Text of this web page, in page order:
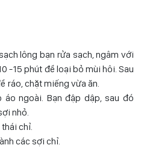
lông bạn rửa sạch, ngâm với
-15 phút để loại bỏ mùi hôi. Sau
ráo, chặt miếng vừa ăn.
ngoài. Bạn đập dập, sau đó
nhỏ.
chỉ.
các sợi chỉ.